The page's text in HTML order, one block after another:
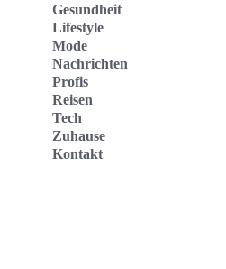
Gesundheit
Lifestyle
Mode
Nachrichten
Profis
Reisen
Tech
Zuhause
Kontakt